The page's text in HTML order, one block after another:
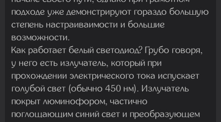
подходе уже демонстрируют гораздо большую
степень настраиваимости и большие
возможности.
Как работает белый светодиод? Грубо говоря,
у него есть излучатель, который при
прохождении электрического тока испускает
голубой свет (обычно 450 нм). Излучатель
покрыт люминoфopом, частично
поглощающим синий свет и преобразующем